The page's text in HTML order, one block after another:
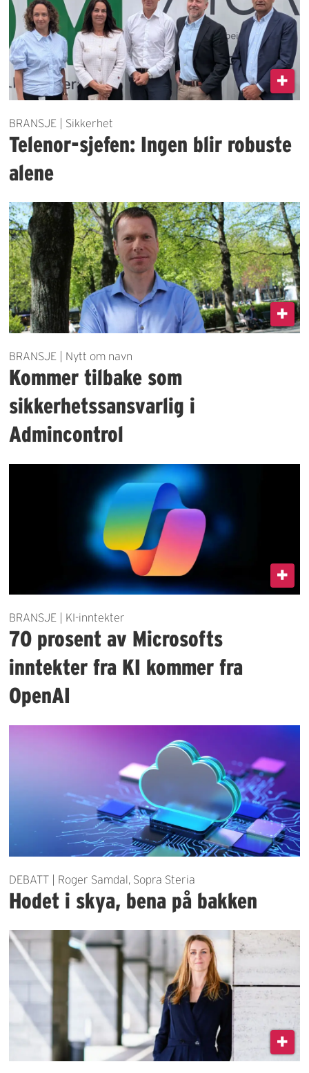
BRANSJE | Sikkerhet
Telenor-sjefen: Ingen blir robuste
alene
BRANSJE | Nytt om navn
Kommer tilbake som
sikkerhetssansvarlig i
Admincontrol
BRANSJE | KI-inntekter
70 prosent av Microsofts
inntekter fra KI kommer fra
OpenAI
DEBATT | Roger Samdal, Sopra Steria
Hodet i skya, bena på bakken